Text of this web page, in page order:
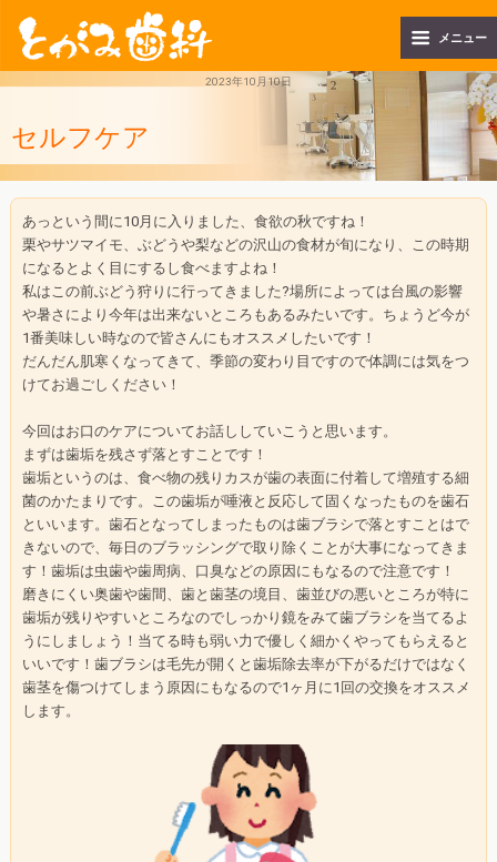
メニュー
2023年10月10日
セルフケア
あっという間に10月に入りました、食欲の秋ですね！
栗やサツマイモ、ぶどうや梨などの沢山の食材が旬になり、この時期
になるとよく目にするし食べますよね！
私はこの前ぶどう狩りに行ってきました?場所によっては台風の影響
や暑さにより今年は出来ないところもあるみたいです。ちょうど今が
1番美味しい時なので皆さんにもオススメしたいです！
だんだん肌寒くなってきて、季節の変わり目ですので体調には気をつ
けてお過ごしください！
今回はお口のケアについてお話ししていこうと思います。
まずは歯垢を残さず落とすことです！
歯垢というのは、食べ物の残りカスが歯の表面に付着して増殖する細
菌のかたまりです。この歯垢が唾液と反応して固くなったものを歯石
といいます。歯石となってしまったものは歯ブラシで落とすことはで
きないので、毎日のブラッシングで取り除くことが大事になってきま
す！歯垢は虫歯や歯周病、口臭などの原因にもなるので注意です！
磨きにくい奥歯や歯間、歯と歯茎の境目、歯並びの悪いところが特に
歯垢が残りやすいところなのでしっかり鏡をみて歯ブラシを当てるよ
うにしましょう！当てる時も弱い力で優しく細かくやってもらえると
いいです！歯ブラシは毛先が開くと歯垢除去率が下がるだけではなく
歯茎を傷つけてしまう原因にもなるので1ヶ月に1回の交換をオススメ
します。